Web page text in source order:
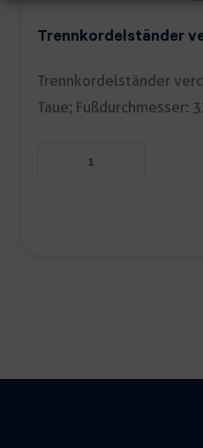
Trennkordelständer
Trennkordelständer
Taue; Fußdurchmesser: